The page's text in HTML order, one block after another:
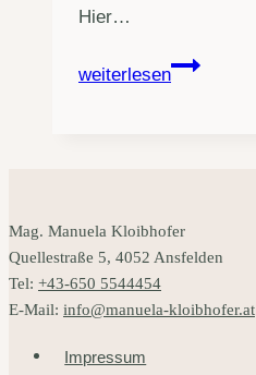
Hier…
weiterlesen
Moxa-
Mag. Manuela Kloibhofer
Quellestraße 5, 4052 Ansfelden
Tel: +43-650 5544454
E-Mail: info@manuela-kloibhofer.at
Impressum